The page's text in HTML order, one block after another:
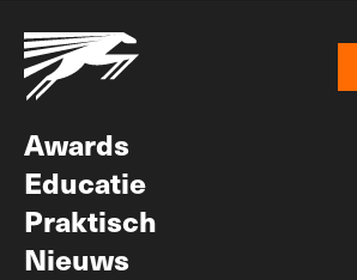
Awards
Educatie
Praktisch
Nieuws